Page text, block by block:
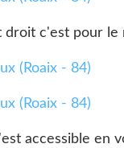
droit c'est pour le
accessible en